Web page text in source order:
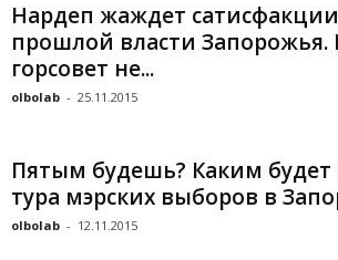
Нардеп жаждет
прошлой власти
горсовет не...
olbolab - 25.11.2015
Пятым будешь? Каким будет
тура мэрских выборов в
olbolab - 12.11.2015